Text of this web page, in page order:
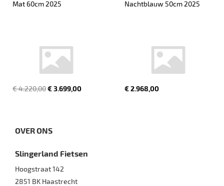
Mat 60cm 2025
€ 4.220,00€ 3.699,00
Nachtblauw 50cm 2025
€ 2.968,00
OVER ONS
Slingerland Fietsen
Hoogstraat 142
2851 BK Haastrecht